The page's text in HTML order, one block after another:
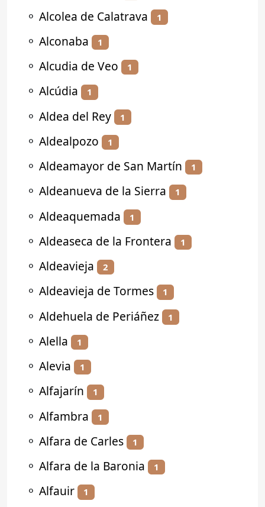
⚬ Alcolea de Calatrava 1
⚬ Alconaba 1
⚬ Alcudia de Veo 1
⚬ Alcúdia 1
⚬ Aldea del Rey 1
⚬ Aldealpozo 1
⚬ Aldeamayor de San Martín 1
⚬ Aldeanueva de la Sierra 1
⚬ Aldeaquemada 1
⚬ Aldeaseca de la Frontera 1
⚬ Aldeavieja 2
⚬ Aldeavieja de Tormes 1
⚬ Aldehuela de Periáñez 1
⚬ Alella 1
⚬ Alevia 1
⚬ Alfajarín 1
⚬ Alfambra 1
⚬ Alfara de Carles 1
⚬ Alfara de la Baronia 1
⚬ Alfauir 1